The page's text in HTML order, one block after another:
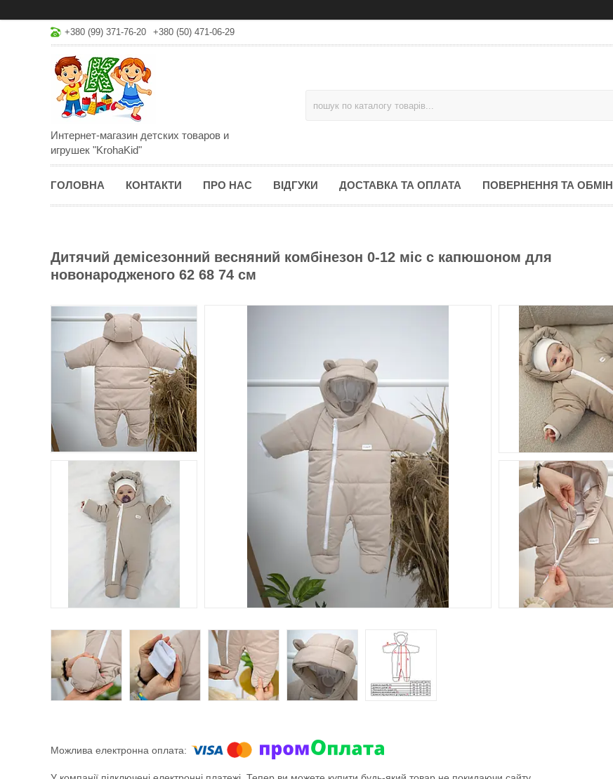
+380 (99) 371-76-20 +380 (50) 471-06-29
Интернет-магазин детских товаров и
игрушек "KrohaKid"
ГОЛОВНА КОНТАКТИ ПРО НАС ВІДГУКИ ДОСТАВКА ТА ОПЛАТА ПОВЕРНЕННЯ ТА ОБМІН
Дитячий демісезонний весняний комбінезон 0-12 міс с капюшоном для
новонародженого 62 68 74 см